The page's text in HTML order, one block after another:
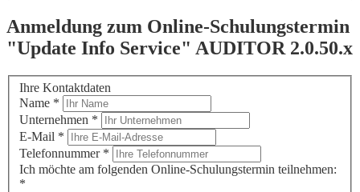
Anmeldung zum Online-Schulungstermin
"Update Info Service" AUDITOR 2.0.50.x
Ihre Kontaktdaten
Name *
Unternehmen *
E-Mail *
Telefonnummer *
Ich möchte am folgenden Online-Schulungstermin teilnehmen:
*